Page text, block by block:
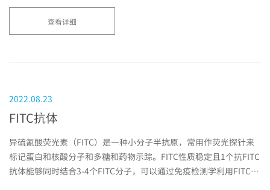
查看详细
2022.08.23
FITC抗体
异硫氰酸荧光素（FITC）是一种小分子半抗原，常用作荧光探针来
标记蛋白和核酸分子和多糖和药物示踪。FITC性质稳定且1个抗FITC
抗体能够同时结合3-4个FITC分子，可以通过免疫检测学利用FITC-